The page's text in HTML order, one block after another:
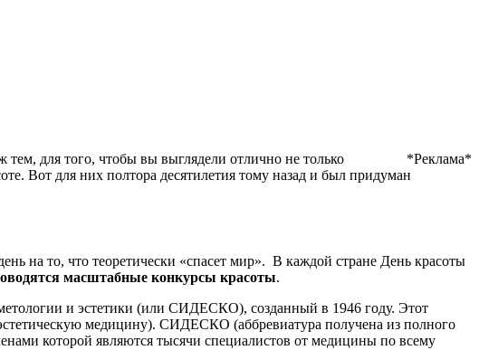
*Реклама*
для того, чтобы вы выглядели отлично не только
Вот для них полтора десятилетия тому назад и был придуман
на то, что теоретически «спасет мир». В каждой стране День красоты
масштабные конкурсы красоты.
и эстетики (или СИДЕСКО), созданный в 1946 году. Этот
медицину). СИДЕСКО (аббревиатура получена из полного
которой являются тысячи специалистов от медицины по всему